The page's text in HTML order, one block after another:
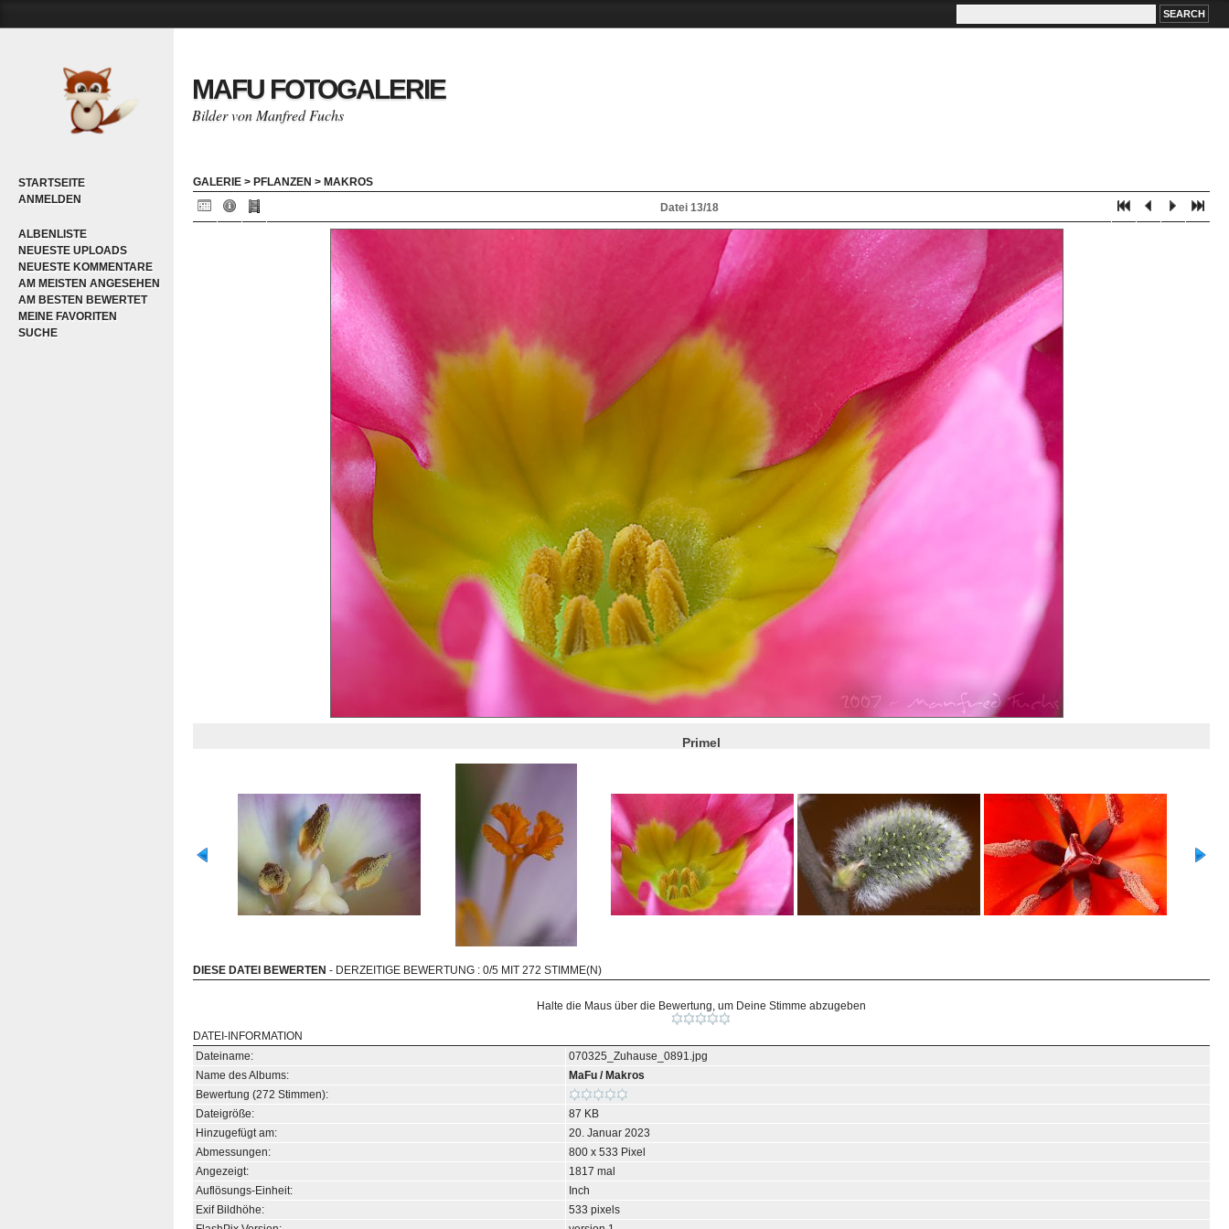
STARTSEITE
ANMELDEN
ALBENLISTE
NEUESTE UPLOADS
NEUESTE KOMMENTARE
AM MEISTEN ANGESEHEN
AM BESTEN BEWERTET
MEINE FAVORITEN
SUCHE
MAFU FOTOGALERIE
Bilder von Manfred Fuchs
GALERIE > PFLANZEN > MAKROS
Datei 13/18
Primel
DIESE DATEI BEWERTEN - DERZEITIGE BEWERTUNG : 0/5 MIT 272 STIMME(N)
Halte die Maus über die Bewertung, um Deine Stimme abzugeben
DATEI-INFORMATION
Dateiname:
070325_Zuhause_0891.jpg
Name des Albums:
MaFu / Makros
Bewertung (272 Stimmen):
Dateigröße:
87 KB
Hinzugefügt am:
20. Januar 2023
Abmessungen:
800 x 533 Pixel
Angezeigt:
1817 mal
Auflösungs-Einheit:
Inch
Exif Bildhöhe:
533 pixels